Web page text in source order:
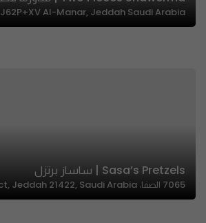
J62P+XV Al-Manar, Jeddah Saudi Arabia
Sasa’s Pretzels | ساساز برتزل
7065 الصفا، An Nahdah District, Jeddah 21422, Saudi Arabia